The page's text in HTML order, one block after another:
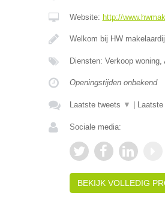
Website: http://
Welkom bij HW
Diensten: Verkoop
Openingstijden onbekend
Laatste tweets ▼
Sociale media:
BEKIJK VOLLEDIG